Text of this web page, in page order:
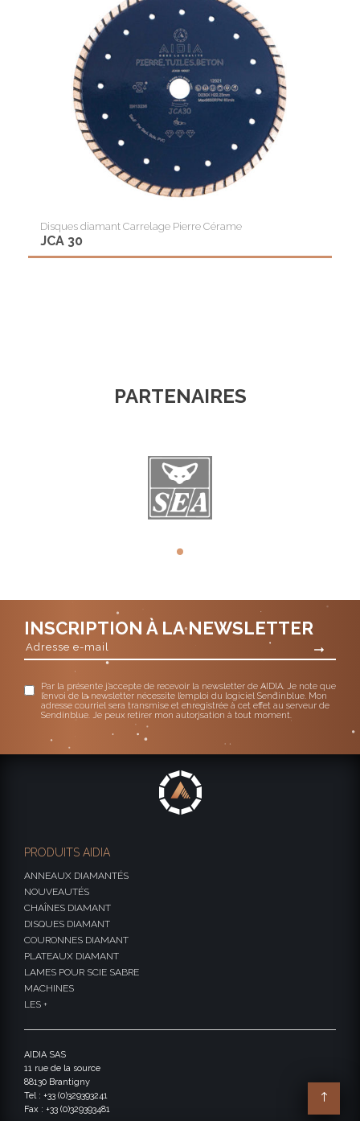
Disques diamant Carrelage Pierre Cérame
JCA 30
PARTENAIRES
INSCRIPTION À LA NEWSLETTER
Par la présente j’accepte de recevoir la newsletter de AIDIA. Je note que
l’envoi de la newsletter nécessite l’emploi du logiciel Sendinblue. Mon
adresse courriel sera transmise et enregistrée à cet effet au serveur de
Sendinblue. Je peux retirer mon autorisation à tout moment.
PRODUITS AIDIA
ANNEAUX DIAMANTÉS
NOUVEAUTÉS
CHAÎNES DIAMANT
DISQUES DIAMANT
COURONNES DIAMANT
PLATEAUX DIAMANT
LAMES POUR SCIE SABRE
MACHINES
LES +
AIDIA SAS
11 rue de la source
88130 Brantigny
Tel : +33 (0)329393241
Fax : +33 (0)329393481